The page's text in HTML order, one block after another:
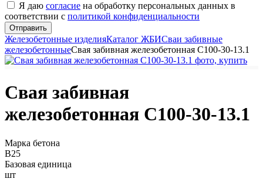
Я даю согласие на обработку персональных данных в
соответствии с политикой конфиденциальности
Железобетонные изделияКаталог ЖБИСваи забивные
железобетонныеСвая забивная железобетонная С100-30-13.1
Свая забивная
железобетонная С100-30-13.1
Марка бетона
B25
Базовая единица
шт